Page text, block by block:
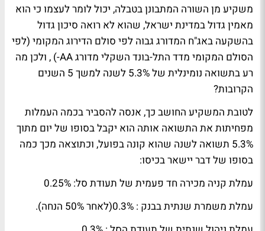
משקיע מן השורה המתבונן בטבלה, יכול לומר לעצמו כי הוא
מאמין גדול במדינת ישראל, שהוא לא רואה סיכון גדול
בהשקעה באג"ח המדורג גבוה לפי סולם הדירוג המקומי (לפי
הסולם המקומי מדד התל-בונד השקלי מדורג AA-) , ולכן מה
רע בתשואה נומינלית של 5.3% לשנה למשך 5 השנים
הקרובות?
לטובת המשקיע החושב כך, אנסה להסביר בכמה העמלות
מפחיתות את התשואה אותה הוא יקבל בסופו של יום מתוך
5.3% תשואה לשנה שהוא קונה בפועל, וכתוצאה מכך כמה
בסופו של דבר יישאר בכיסו:
עמלת קניה מכירה חד פעמית של תעודת סל: 0.25%
עמלת משמרת שנתית בבנק : 0.3%(לאחר 50% הנחה).